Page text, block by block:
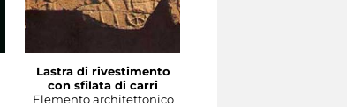
Lastra di rivestimento
con sfilata di carri
Elemento architettonico